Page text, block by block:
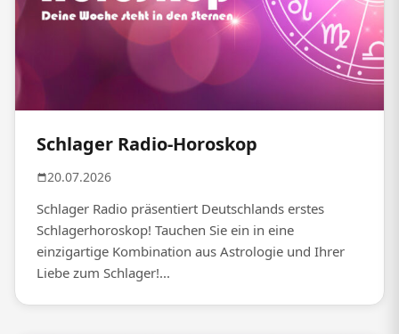
Schlager Radio-Horoskop
20.07.2026
Schlager Radio präsentiert Deutschlands erstes
Schlagerhoroskop! Tauchen Sie ein in eine
einzigartige Kombination aus Astrologie und Ihrer
Liebe zum Schlager!...